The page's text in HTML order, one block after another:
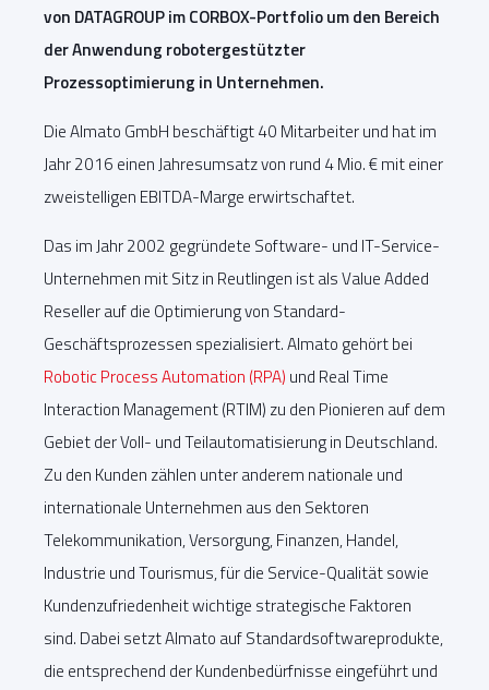
von DATAGROUP im CORBOX-Portfolio um den Bereich
der Anwendung robotergestützter
Prozessoptimierung in Unternehmen.
Die Almato GmbH beschäftigt 40 Mitarbeiter und hat im
Jahr 2016 einen Jahresumsatz von rund 4 Mio. € mit einer
zweistelligen EBITDA-Marge erwirtschaftet.
Das im Jahr 2002 gegründete Software- und IT-Service-
Unternehmen mit Sitz in Reutlingen ist als Value Added
Reseller auf die Optimierung von Standard-
Geschäftsprozessen spezialisiert. Almato gehört bei
Robotic Process Automation (RPA) und Real Time
Interaction Management (RTIM) zu den Pionieren auf dem
Gebiet der Voll- und Teilautomatisierung in Deutschland.
Zu den Kunden zählen unter anderem nationale und
internationale Unternehmen aus den Sektoren
Telekommunikation, Versorgung, Finanzen, Handel,
Industrie und Tourismus, für die Service-Qualität sowie
Kundenzufriedenheit wichtige strategische Faktoren
sind. Dabei setzt Almato auf Standardsoftwareprodukte,
die entsprechend der Kundenbedürfnisse eingeführt und